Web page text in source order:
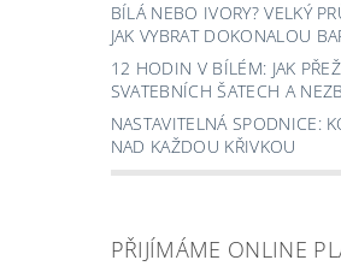
BÍLÁ NEBO IVORY? VELKÝ
JAK VYBRAT DOKONALOU
12 HODIN V BÍLÉM: JAK
SVATEBNÍCH ŠATECH A
NASTAVITELNÁ SPODNICE:
NAD KAŽDOU KŘIVKOU
PŘIJÍMÁME ONLINE